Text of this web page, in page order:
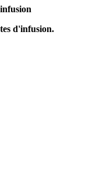
d'infusion.